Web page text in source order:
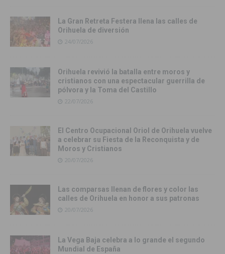
La Gran Retreta Festera llena las calles de
Orihuela de diversión
24/07/2026
Orihuela revivió la batalla entre moros y
cristianos con una espectacular guerrilla de
pólvora y la Toma del Castillo
22/07/2026
El Centro Ocupacional Oriol de Orihuela vuelve
a celebrar su Fiesta de la Reconquista y de
Moros y Cristianos
20/07/2026
Las comparsas llenan de flores y color las
calles de Orihuela en honor a sus patronas
20/07/2026
La Vega Baja celebra a lo grande el segundo
Mundial de España